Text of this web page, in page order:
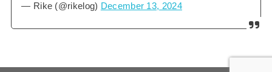
— Rike (@rikelog) December 13, 2024